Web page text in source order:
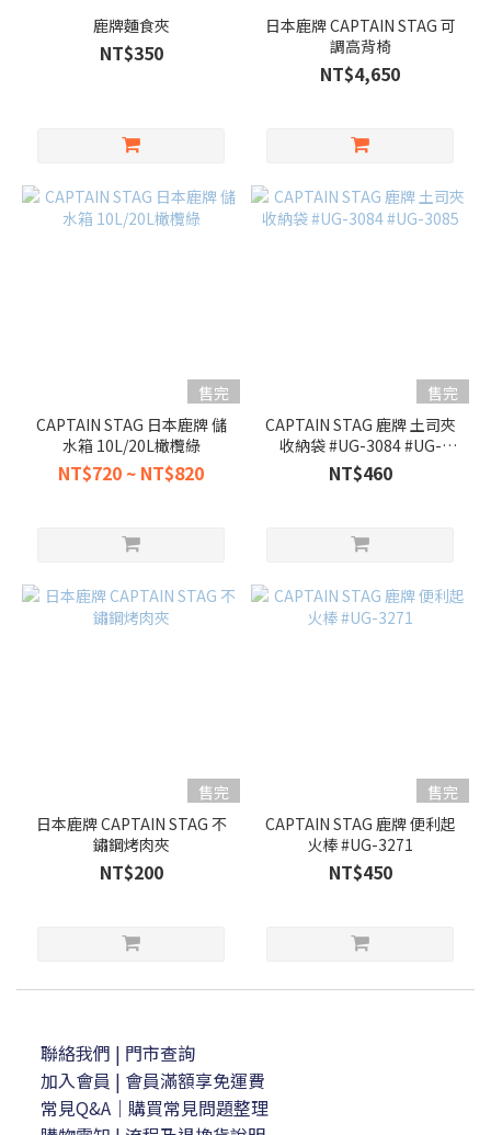
鹿牌麵食夾
NT$350
日本鹿牌 CAPTAIN STAG 可
調高背椅
NT$4,650
售完
CAPTAIN STAG 日本鹿牌 儲
水箱 10L/20L橄欖綠
NT$720 ~ NT$820
售完
CAPTAIN STAG 鹿牌 土司夾
收納袋 #UG-3084 #UG-
3085
NT$460
售完
日本鹿牌 CAPTAIN STAG 不
鏽鋼烤肉夾
NT$200
售完
CAPTAIN STAG 鹿牌 便利起
火棒 #UG-3271
NT$450
聯絡我們 | 門市查詢
加入會員 | 會員滿額享免運費
常見Q&A｜購買常見問題整理